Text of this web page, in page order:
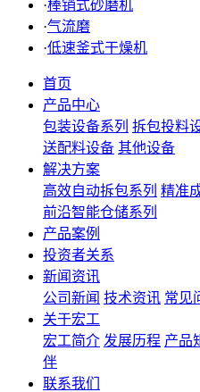
·棒销式砂磨机
·气流磨
·低速釜式干燥机
首页
产品中心
包装设备系列 拆包投料
送配料设备 其他设备
解决方案
高效自动拆包系列 精准
前沿智能仓储系列
产品案例
投资者关系
新闻资讯
公司新闻 技术资讯 常见
关于宏工
宏工简介 发展历程 产品
伴
联系我们